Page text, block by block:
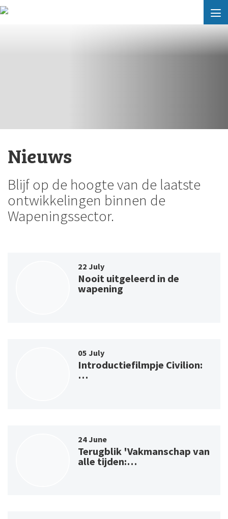
Nieuws
Blijf op de hoogte van de laatste
ontwikkelingen binnen de
Wapeningssector.
22 July
Nooit uitgeleerd in de
wapening
05 July
Introductiefilmpje Civilion:
…
24 June
Terugblik 'Vakmanschap van
alle tijden:…